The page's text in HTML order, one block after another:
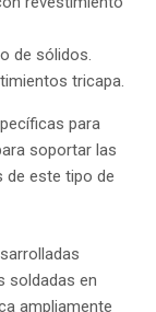
de sólidos.
tricapa.
para
soportar las
de este tipo de
soldadas en
ampliamente